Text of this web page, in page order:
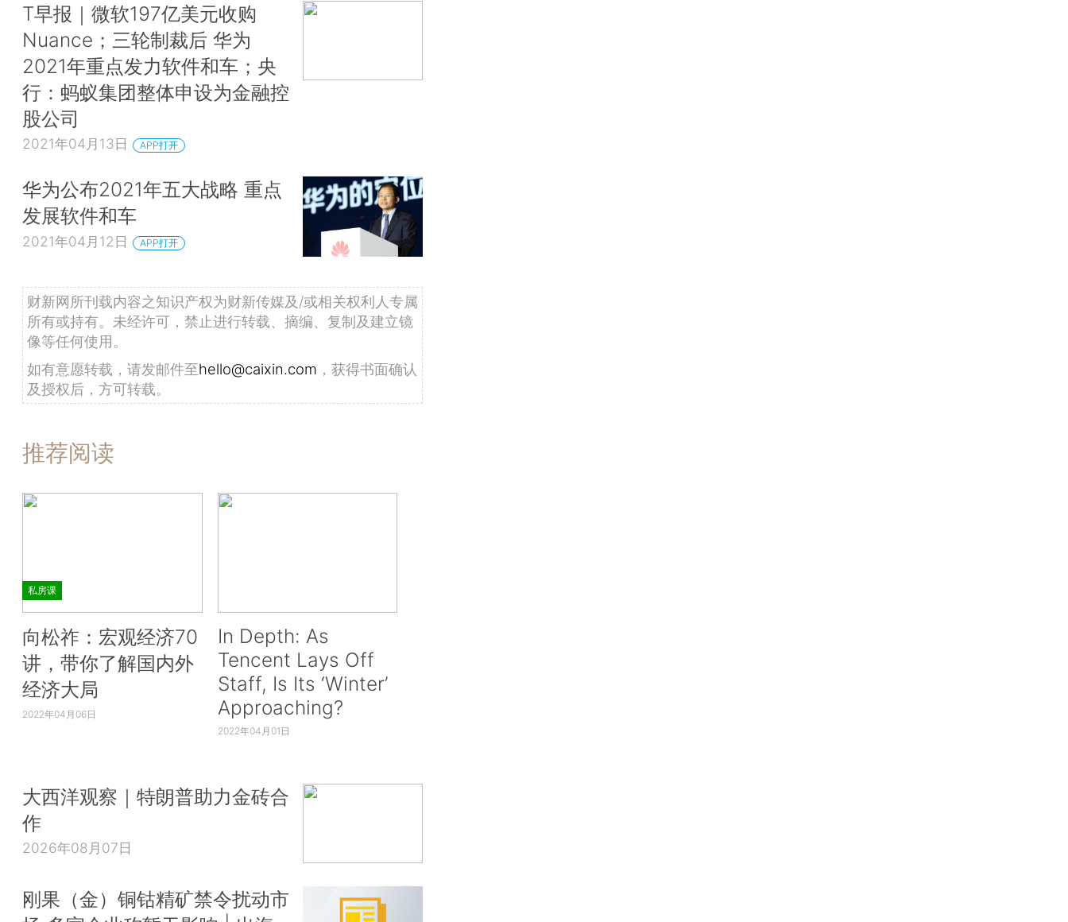
T早报｜微软197亿美元收购
Nuance；三轮制裁后 华为
2021年重点发力软件和车；央
行：蚂蚁集团整体申设为金融控
股公司
2021年04月13日 APP打开
华为公布2021年五大战略 重点
发展软件和车
2021年04月12日 APP打开
财新网所刊载内容之知识产权为财新传媒及/或相关权利人专属
所有或持有。未经许可，禁止进行转载、摘编、复制及建立镜
像等任何使用。
如有意愿转载，请发邮件至hello@caixin.com ，获得书面确认
及授权后，方可转载。
推荐阅读
私房课
向松祚：宏观经济70
讲，带你了解国内外
经济大局
2022年04月06日
In Depth: As
Tencent Lays Off
Staff, Is Its ‘Winter’
Approaching?
2022年04月01日
大西洋观察｜特朗普助力金砖合
作
2026年08月07日
刚果（金）铜钴精矿禁令扰动市